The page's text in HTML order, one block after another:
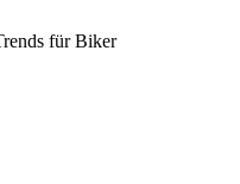
für Biker